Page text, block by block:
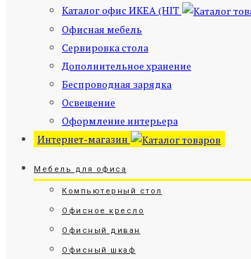
Каталог офис ИКЕА (HIT
Офисная мебель
Сервировка стола
Дополнительное хранение
Беспроводная зарядка
Освещение
Оформление интерьера
Интернет-магазин
Мебель для офиса
Компьютерный стол
Офисное кресло
Офисный диван
Офисный шкаф